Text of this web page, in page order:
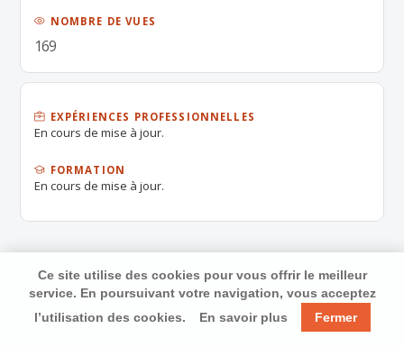
NOMBRE DE VUES
169
EXPÉRIENCES PROFESSIONNELLES
En cours de mise à jour.
FORMATION
En cours de mise à jour.
Ce site utilise des cookies pour vous offrir le meilleur
service. En poursuivant votre navigation, vous acceptez
l’utilisation des cookies.
En savoir plus Fermer